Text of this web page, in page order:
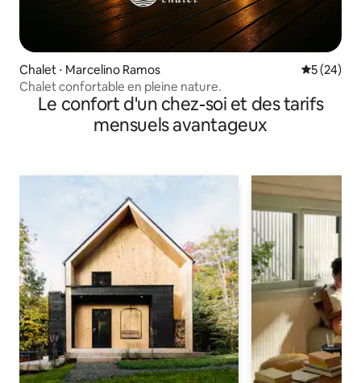
Chalet ⋅ Marcelino Ramos
5 (24)
Chalet confortable en pleine nature.
Le confort d'un chez-soi et des tarifs
mensuels avantageux